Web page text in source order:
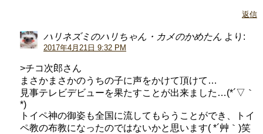
返信
ハリネズミのハリちゃん・カメのかめたん より:
2017年4月21日 9:32 PM
>チコ次郎さん
まさかまさかのうちの子に声をかけて頂けて…
見事テレビデビューを果たすことが出来ました…(*´▽｀
*)
トイペ神の御姿も全国に流してもらうことができ、トイ
ペ教の布教になったのではないかと思います( *´艸｀)笑